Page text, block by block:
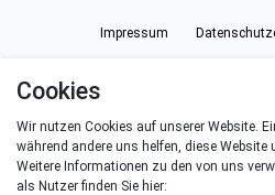
Impressum
Barrierefreiheitserklärung
Kontakt
Cookies
Wir nutzen Cookies auf unserer Website.
während andere uns helfen, diese Website
Weitere Informationen zu den von uns
als Nutzer finden Sie hier: